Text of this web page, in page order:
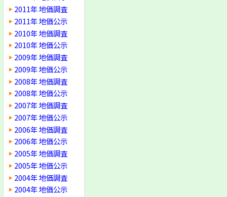
2011年 地価調査
2011年 地価公示
2010年 地価調査
2010年 地価公示
2009年 地価調査
2009年 地価公示
2008年 地価調査
2008年 地価公示
2007年 地価調査
2007年 地価公示
2006年 地価調査
2006年 地価公示
2005年 地価調査
2005年 地価公示
2004年 地価調査
2004年 地価公示